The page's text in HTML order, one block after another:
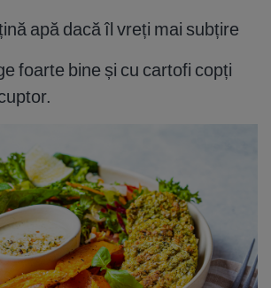
apă dacă îl vreți mai subțire
foarte bine și cu cartofi copți